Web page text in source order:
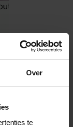
Over
te